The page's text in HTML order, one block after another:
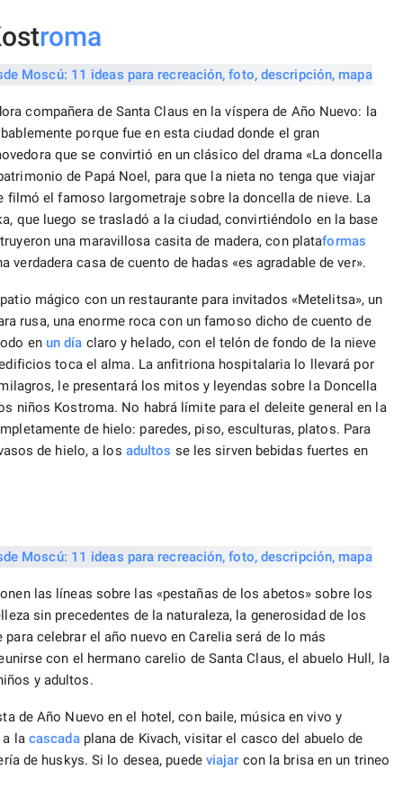
roma
compañera de Santa Claus en la víspera de Año Nuevo: la
porque fue en esta ciudad donde el gran
que se convirtió en un clásico del drama «La doncella
de Papá Noel, para que la nieta no tenga que viajar
el famoso largometraje sobre la doncella de nieve. La
que luego se trasladó a la ciudad, convirtiéndolo en la base
una maravillosa casita de madera, con plataformas
casa de cuento de hadas «es agradable de ver».
mágico con un restaurante para invitados «Metelitsa», un
rusa, una enorme roca con un famoso dicho de cuento de
en un día claro y helado, con el telón de fondo de la nieve
toca el alma. La anfitriona hospitalaria lo llevará por
le presentará los mitos y leyendas sobre la Doncella
niños Kostroma. No habrá límite para el deleite general en la
de hielo: paredes, piso, esculturas, platos. Para
de hielo, a los adultos se les sirven bebidas fuertes en
las líneas sobre las «pestañas de los abetos» sobre los
sin precedentes de la naturaleza, la generosidad de los
celebrar el año nuevo en Carelia será de lo más
con el hermano carelio de Santa Claus, el abuelo Hull, la
y adultos.
de Año Nuevo en el hotel, con baile, música en vivo y
a la cascadaplana de Kivach, visitar el casco del abuelo de
de huskys. Si lo desea, puede viajar con la brisa en un trineo